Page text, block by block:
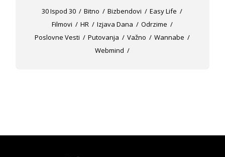
30 Ispod 30 Bitno Bizbendovi
Easy Life
Filmovi
HR Izjava Dana
Odrzime
Poslovne Vesti
Putovanja Važno
Wannabe
Webmind